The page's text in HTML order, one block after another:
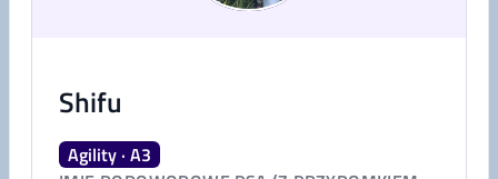
Shifu
Agility · A3